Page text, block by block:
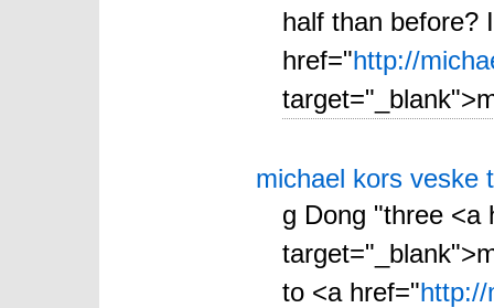
half than before?
href="http://
michael kors veske
g Dong "three <a
to <a href="http://